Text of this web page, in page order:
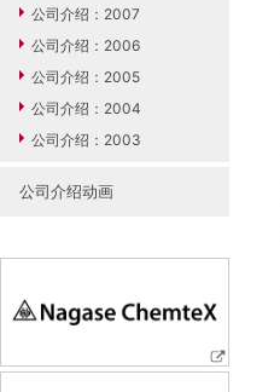
公司介绍：2007
公司介绍：2006
公司介绍：2005
公司介绍：2004
公司介绍：2003
公司介绍动画